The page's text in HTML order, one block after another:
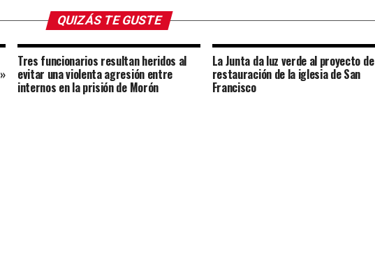
QUIZÁS TE GUSTE
Tres funcionarios resultan heridos al
evitar una violenta agresión entre
internos en la prisión de Morón
La Junta da luz verde al proyecto de
restauración de la iglesia de San
Francisco